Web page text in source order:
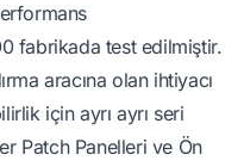
fabrikada test edilmiştir.
aracına olan ihtiyacı
için ayrı ayrı seri
Patch Panelleri ve Ön